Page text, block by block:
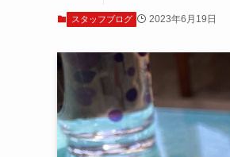
スタッフブログ 2023年6月19日